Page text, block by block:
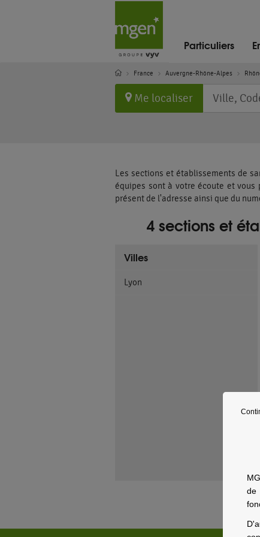
de
Particuliers
France Auvergne-Rhône-Alpes
Me localiser
Les sections et établissements de
équipes sont à votre écoute et vous
présent de l'adresse ainsi que du
4 sections et
Villes
Lyon